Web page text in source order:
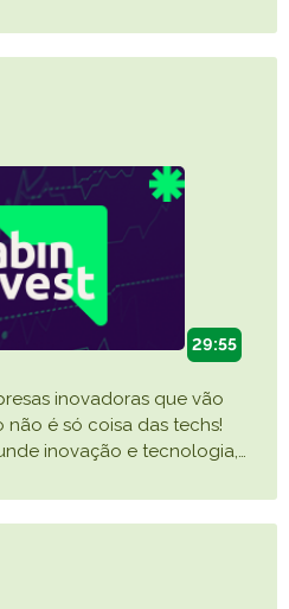
29:55
inovadoras que vão
é só coisa das techs!
inovação e tecnologia,…